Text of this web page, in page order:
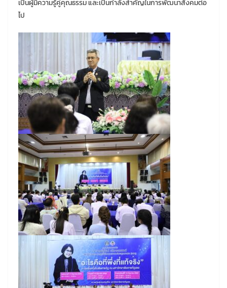
เป็นผู้มีความรู้คู่คุณธรรม และเป็นกำลังสำคัญในการพัฒนาสังคมต่อ
ไป